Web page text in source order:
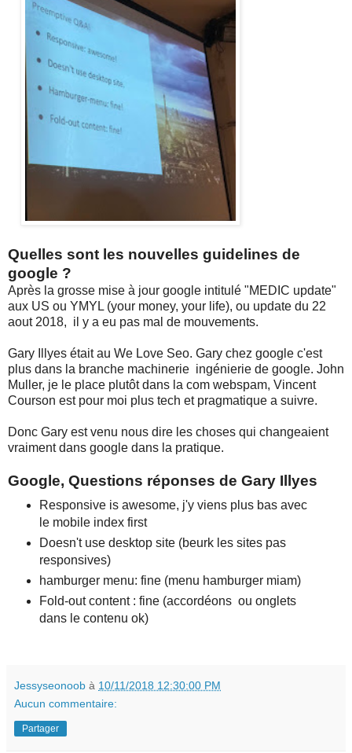
Quelles sont les nouvelles guidelines de
google ?
Après la grosse mise à jour google intitulé "MEDIC update"
aux US ou YMYL (your money, your life), ou update du 22
aout 2018, il y a eu pas mal de mouvements.
Gary Illyes était au We Love Seo. Gary chez google c'est
plus dans la branche machinerie ingénierie de google. John
Muller, je le place plutôt dans la com webspam, Vincent
Courson est pour moi plus tech et pragmatique a suivre.
Donc Gary est venu nous dire les choses qui changeaient
vraiment dans google dans la pratique.
Google, Questions réponses de Gary Illyes
Responsive is awesome, j'y viens plus bas avec
le mobile index first
Doesn't use desktop site (beurk les sites pas
responsives)
hamburger menu: fine (menu hamburger miam)
Fold-out content : fine (accordéons ou onglets
dans le contenu ok)
Jessyseonoob à 10/11/2018 12:30:00 PM
Aucun commentaire:
Partager